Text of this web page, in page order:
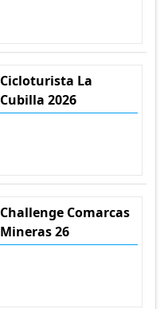
Cicloturista La
Cubilla 2026
Challenge Comarcas
Mineras 26